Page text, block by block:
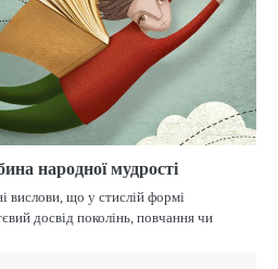
народної мудрості
вислови, що у стислій формі
досвід поколінь, повчання чи